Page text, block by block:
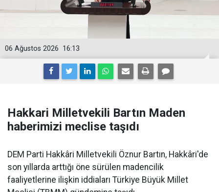
16:13
06 Ağustos 2026
Hakkari Milletvekili Bartın Maden
haberimizi meclise taşıdı
DEM Parti Hakkâri Milletvekili Öznur Bartın, Hakkâri'de
son yıllarda arttığı öne sürülen madencilik
faaliyetlerine ilişkin iddiaları Türkiye Büyük Millet